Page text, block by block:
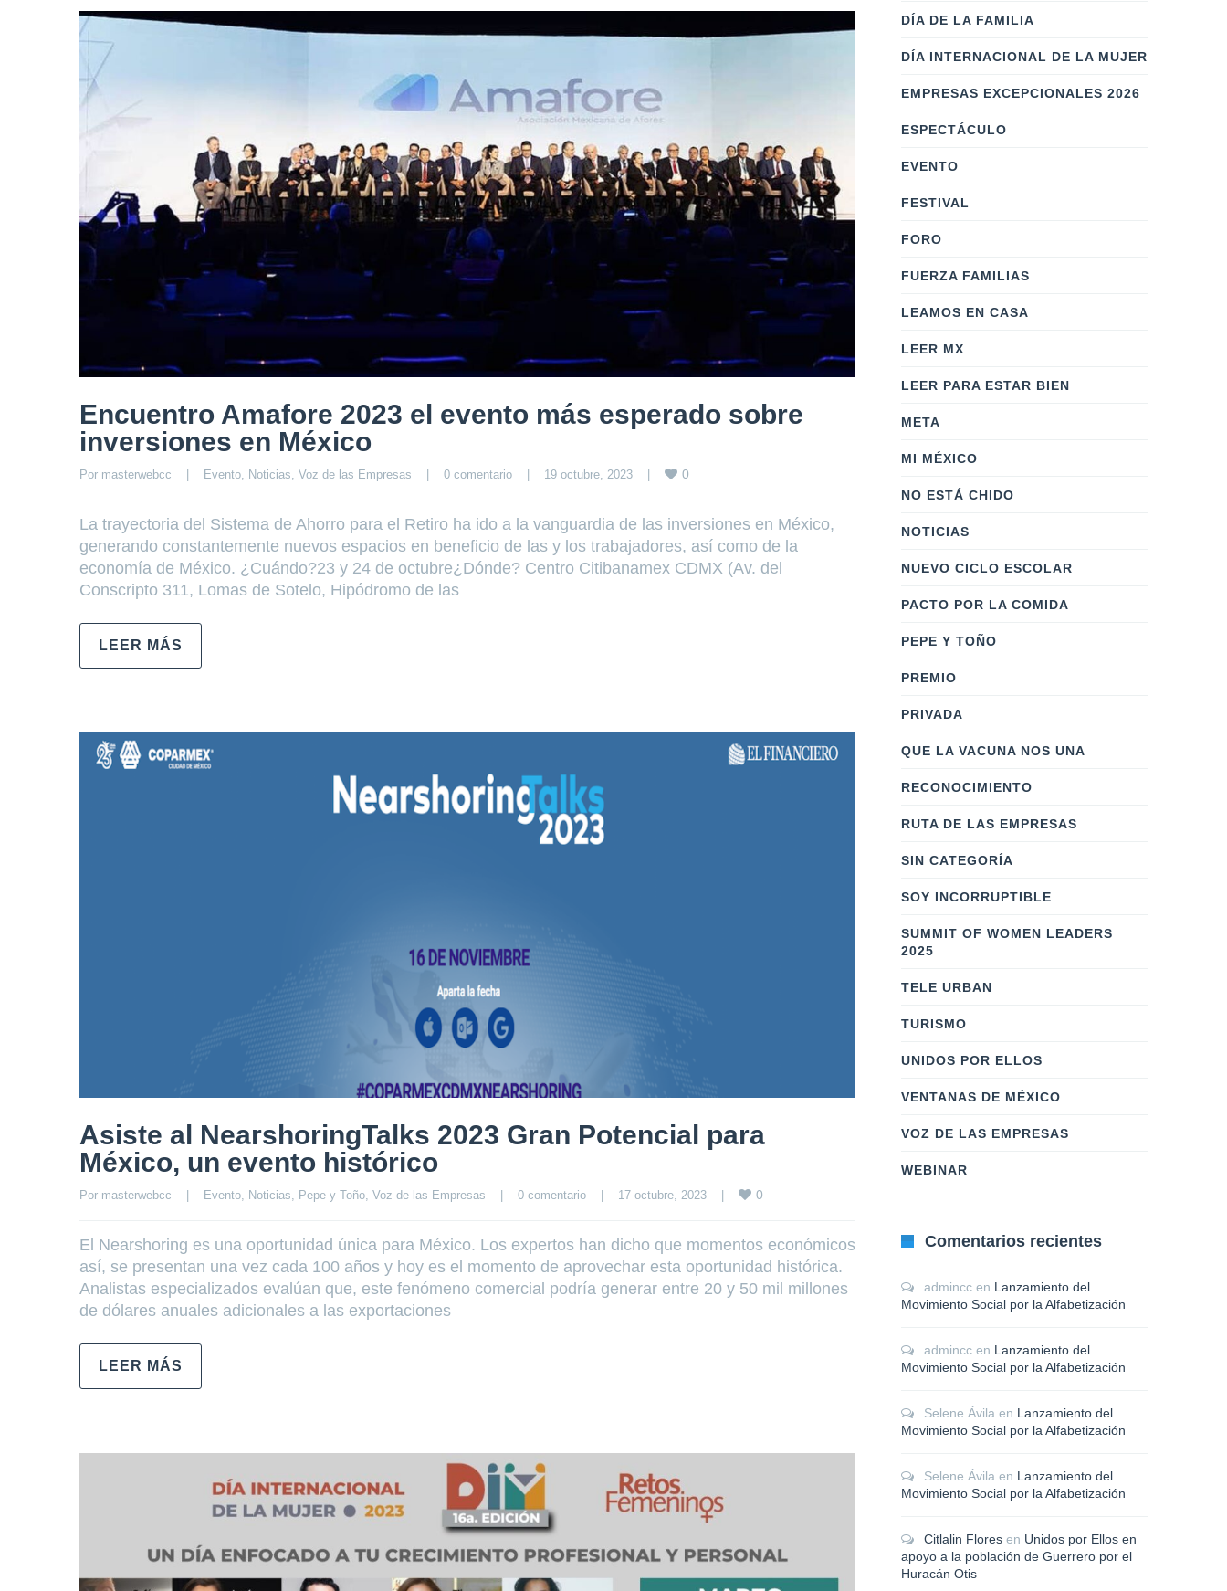
Encuentro Amafore 2023 el evento más esperado sobre
inversiones en México
Por masterwebcc | Evento Noticias Voz de las Empresas | 0 comentario | 19 octubre, 2023 | 0
La trayectoria del Sistema de Ahorro para el Retiro ha ido a la vanguardia de las inversiones en México,
generando constantemente nuevos espacios en beneficio de las y los trabajadores, así como de la
economía de México. ¿Cuándo?23 y 24 de octubre¿Dónde? Centro Citibanamex CDMX (Av. del
Conscripto 311, Lomas de Sotelo, Hipódromo de las
LEER MÁS
Asiste al NearshoringTalks 2023 Gran Potencial para
México, un evento histórico
Por masterwebcc Evento Noticias Pepe y Toño Voz de las Empresas 0 comentario 17 octubre, 2023 0
El Nearshoring es una oportunidad única para México. Los expertos han dicho que momentos económicos
así, se presentan una vez cada 100 años y hoy es el momento de aprovechar esta oportunidad histórica.
Analistas especializados evalúan que, este fenómeno comercial podría generar entre 20 y 50 mil millones
de dólares anuales adicionales a las exportaciones
LEER MÁS
DÍA DE LA FAMILIA
DÍA INTERNACIONAL DE LA MUJER
EMPRESAS EXCEPCIONALES 2026
ESPECTÁCULO
EVENTO
FESTIVAL
FORO
FUERZA FAMILIAS
LEAMOS EN CASA
LEER MX
LEER PARA ESTAR BIEN
META
MI MÉXICO
NO ESTÁ CHIDO
NOTICIAS
NUEVO CICLO ESCOLAR
PACTO POR LA COMIDA
PEPE Y TOÑO
PREMIO
PRIVADA
QUE LA VACUNA NOS UNA
RECONOCIMIENTO
RUTA DE LAS EMPRESAS
SIN CATEGORÍA
SOY INCORRUPTIBLE
SUMMIT OF WOMEN LEADERS
2025
TELE URBAN
TURISMO
UNIDOS POR ELLOS
VENTANAS DE MÉXICO
VOZ DE LAS EMPRESAS
WEBINAR
Comentarios recientes
admincc en Lanzamiento del
Movimiento Social por la Alfabetización
admincc en Lanzamiento del
Movimiento Social por la Alfabetización
Selene Ávila en Lanzamiento del
Movimiento Social por la Alfabetización
Selene Ávila en Lanzamiento del
Movimiento Social por la Alfabetización
Citlalin Flores en Unidos por Ellos en
apoyo a la población de Guerrero por el
Huracán Otis